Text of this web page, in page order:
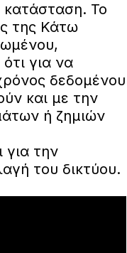
κατάσταση. Το
της Κάτω
για να
δεδομένου
και με την
ή ζημιών
την
του δικτύου.